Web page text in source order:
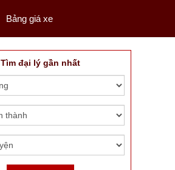
Bảng giá xe
Tìm đại lý gần nhất